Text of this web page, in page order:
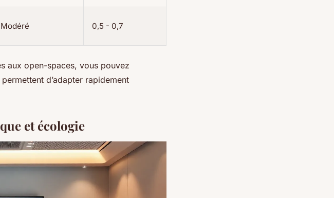
Modéré 0,5 - 0,7
aux open-spaces, vous pouvez
d’adapter rapidement
et écologie